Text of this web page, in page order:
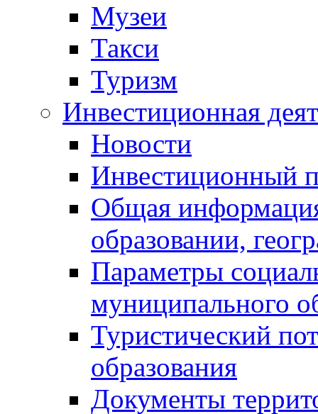
Музеи
Такси
Туризм
Инвестиционная
Новости
Инвестиционный
Общая
образовании,
Параметры
муниципального
Туристический
образования
Документы